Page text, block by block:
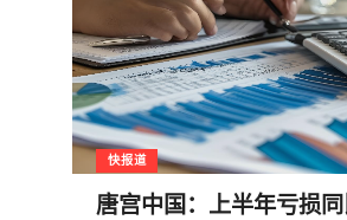
快报道
唐宫中国：上半年亏损